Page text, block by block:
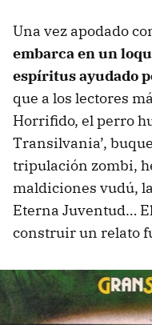
Una vez apodado
embarca en un
espíritus ayudado
que a los lectores
Horrifido, el perro
Transilvania’,
tripulación zombi,
maldiciones vudú,
Eterna Juventud…
construir un relato